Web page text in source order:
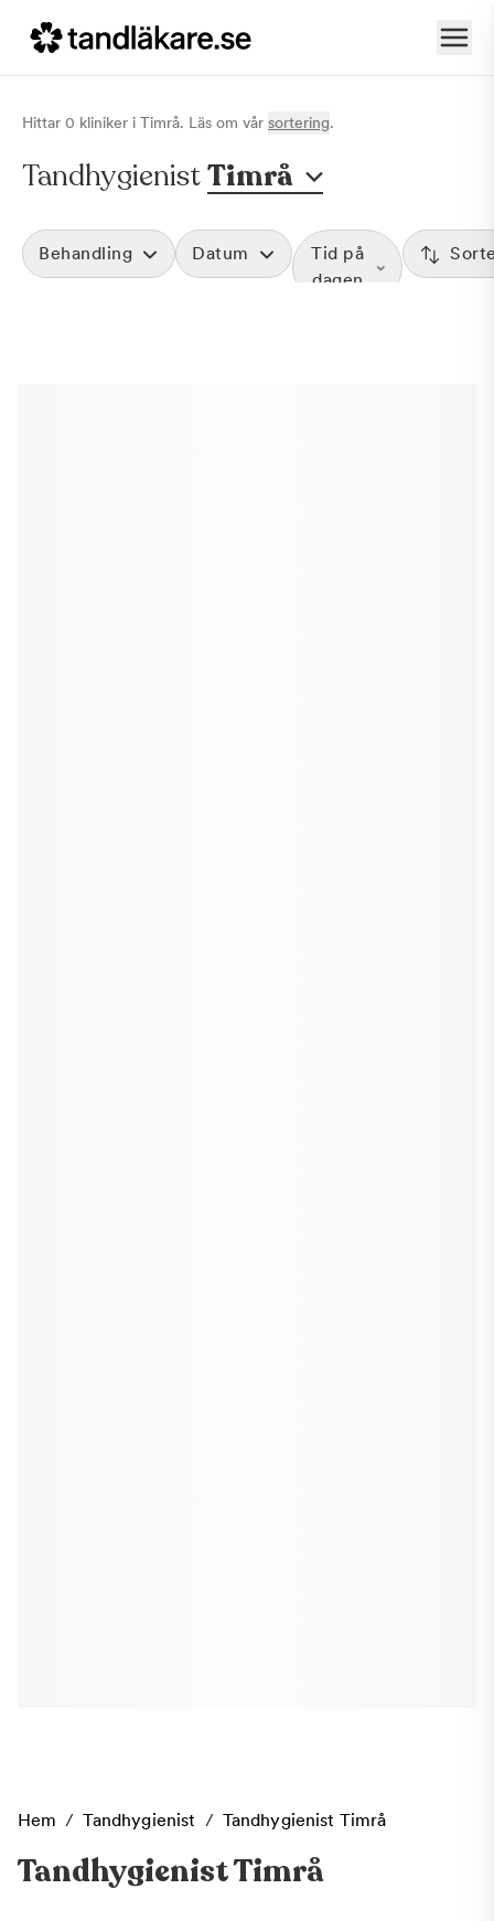
Hittar 0 kliniker i Timrå. Läs om vår sortering.
TandhygienistTimrå
Behandling Datum
Tid på
dagen
Hem / Tandhygienist / Tandhygienist Timrå
Tandhygienist Timrå